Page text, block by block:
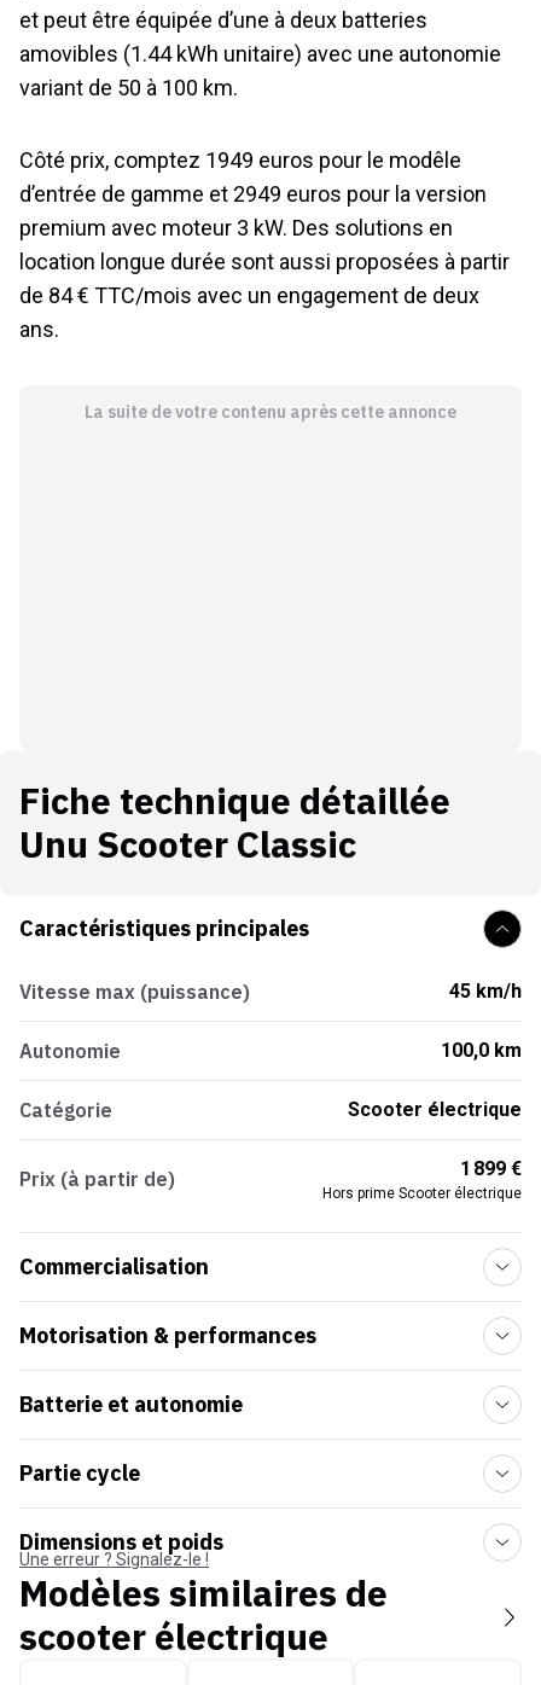
et peut être équipée d’une à deux batteries
amovibles (1.44 kWh unitaire) avec une autonomie
variant de 50 à 100 km.
Côté prix, comptez 1949 euros pour le modêle
d’entrée de gamme et 2949 euros pour la version
premium avec moteur 3 kW. Des solutions en
location longue durée sont aussi proposées à partir
de 84 € TTC/mois avec un engagement de deux
ans.
La suite de votre contenu après cette annonce
Fiche technique détaillée
Unu Scooter Classic
Caractéristiques principales
Vitesse max (puissance) 45 km/h
Autonomie 100,0 km
Catégorie Scooter électrique
Prix (à partir de) 1 899 €
Hors prime Scooter électrique
Commercialisation
Motorisation & performances
Batterie et autonomie
Partie cycle
Dimensions et poids
Une erreur ? Signalez-le !
Modèles similaires de
scooter électrique